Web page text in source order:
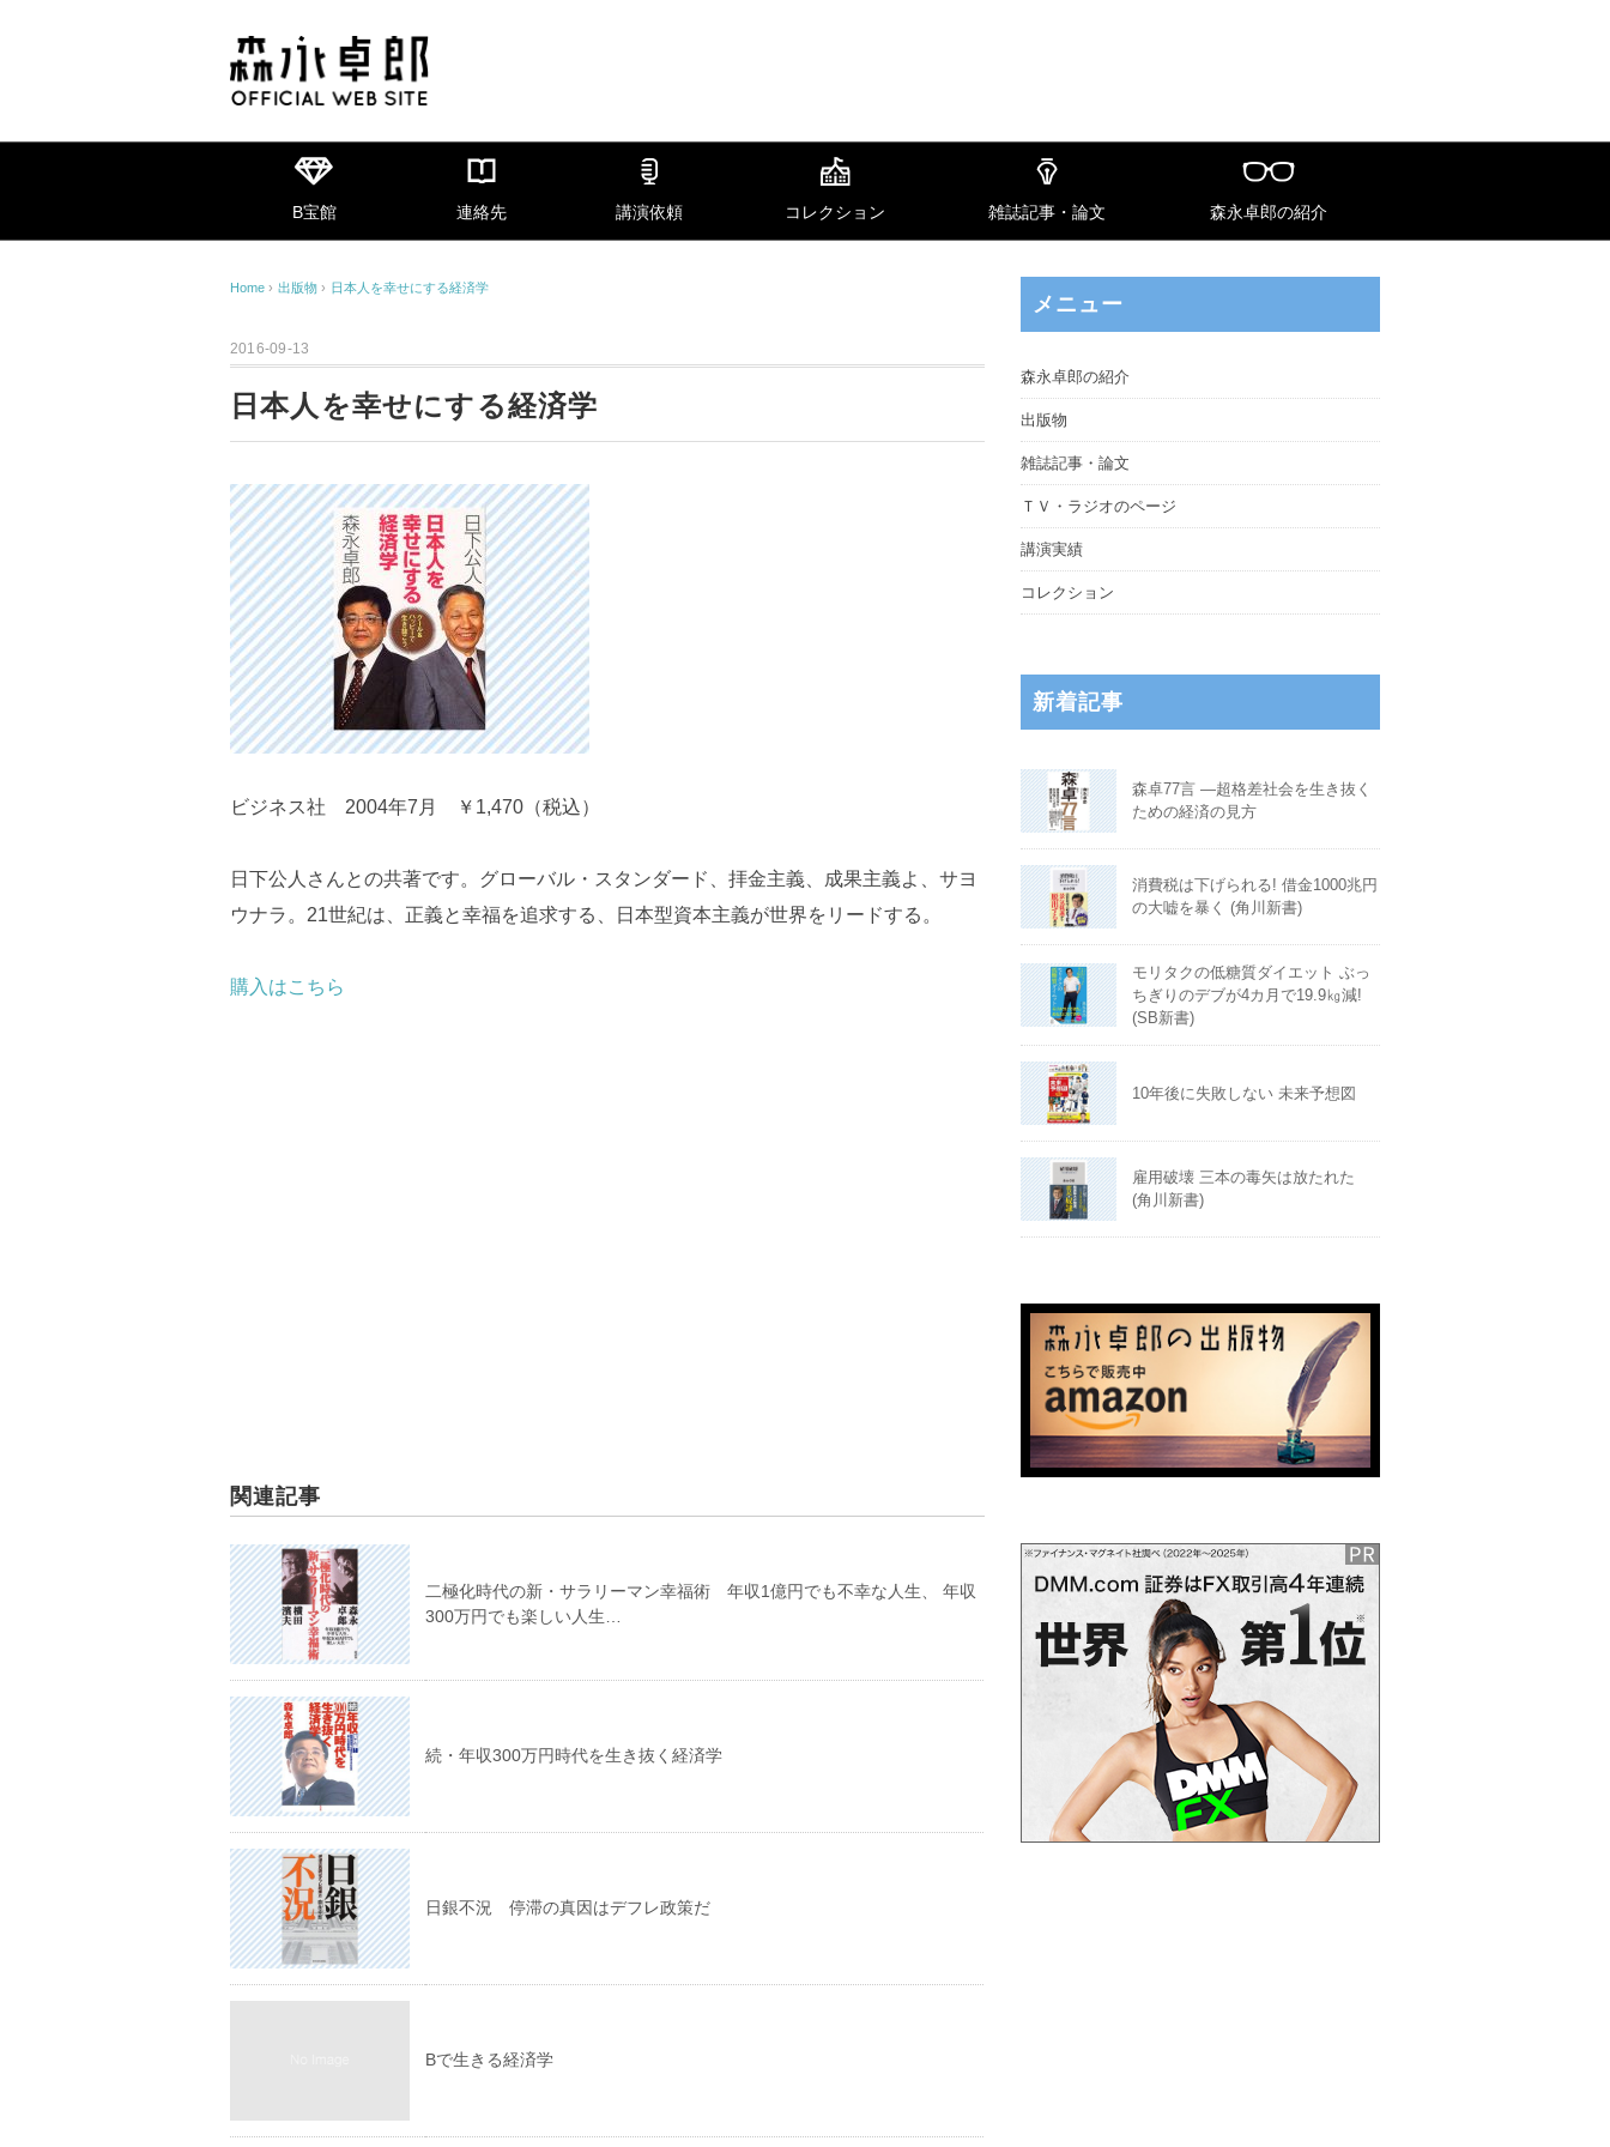
B宝館 連絡先 講演依頼 コレクション 雑誌記事・論文 森永卓郎の紹介
Home › 出版物 › 日本人を幸せにする経済学
2016-09-13
日本人を幸せにする経済学
ビジネス社 2004年7月 ￥1,470（税込）
日下公人さんとの共著です。グローバル・スタンダード、拝金主義、成果主義よ、サヨ
ウナラ。21世紀は、正義と幸福を追求する、日本型資本主義が世界をリードする。
購入はこちら
関連記事
二極化時代の新・サラリーマン幸福術 年収1億円でも不幸な人生、 年収
300万円でも楽しい人生…
続・年収300万円時代を生き抜く経済学
日銀不況 停滞の真因はデフレ政策だ
Bで生きる経済学
メニュー
森永卓郎の紹介
出版物
雑誌記事・論文
ＴＶ・ラジオのページ
講演実績
コレクション
新着記事
森卓77言 ―超格差社会を生き抜く
ための経済の見方
消費税は下げられる! 借金1000兆円
の大嘘を暴く (角川新書)
モリタクの低糖質ダイエット ぶっ
ちぎりのデブが4カ月で19.9㎏減!
(SB新書)
10年後に失敗しない 未来予想図
雇用破壊 三本の毒矢は放たれた
(角川新書)